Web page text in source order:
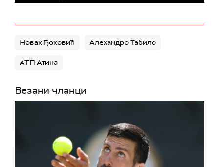
Новак Ђоковић Алехандро Табило
АТП Атина
Везани чланци